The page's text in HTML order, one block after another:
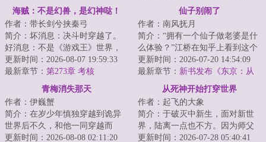
（四）
海贼：不是幻兽，是幻神哒！
作者：带长剑兮挟秦弓
简介：坏消息：决斗时穿越了。
好消息：不是《游戏王》世界，
不用赌命打牌。坏消息：是《海
贼王》世界，不...
更新时间：2026-08-07 19:59:33
最新章节： 第273章 考核
仙子别闹了
作者：南风抚月
简介：“拥有一个仙子做老婆是什
么体验？”江桥在知乎上看到这个
问题，边哭边回答。“不能抽烟，
不能喝酒...
更新时间：2026-07-20 14:54:09
最新章节： 新书发布《东京：从
投喂大小姐开始当厨神》
青梅消失那天
作者：伊巍蟹
简介：在岁少年慎独穿越到诡异
世界后不久，和他一同穿越而
来、刚答应了他的告白的青梅突
更新时间：2026-08-08 02:11:20
从死神开始打穿世界
作者：起飞的大象
简介：于破灭中新生，面对新世
界，陆离一点也不方。因为师父
说了，他有一种数值的美。友哈
更新时间：2026-07-28 05:40:41